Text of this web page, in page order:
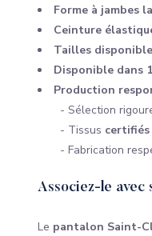
Forme à jambes
Ceinture
Tailles
Disponible dans
Production
- Sélection
- Tissus certifiés
- Fabrication
Associez-le avec
Le pantalon Saint-